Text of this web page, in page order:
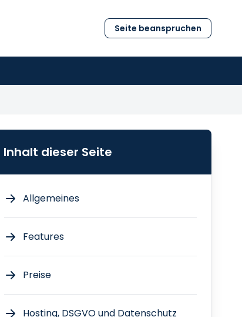
Seite beanspruchen
Inhalt dieser Seite
Allgemeines
Features
Preise
Hosting, DSGVO und Datenschutz